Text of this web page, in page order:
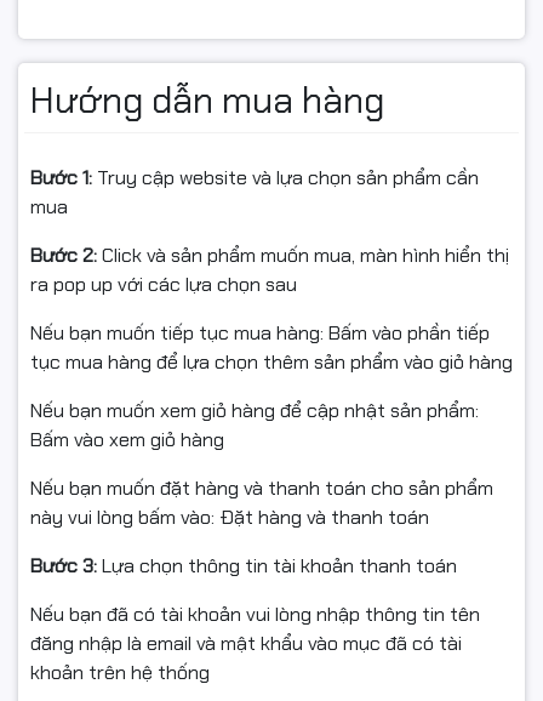
✔ Bản in mờ, nhòe, xuất hiện vệt đen
✔ Máy in rò rỉ mực, in lem nhem
✔ Hộp mực cũ gây tiếng ồn, linh kiện đã mòn
✔ Đã nạp nhiều lần nhưng chất lượng bản in kém
✅ Cam kết Ngọc Thọ Computer
Hàng Premium chính hiệu – Full VAT
⭐ ĐIỀU KIỆN ĐỔI / HOÀN HÀNG
Hướng dẫn mua hàng
Bước 1: Truy cập website và lựa chọn sản phẩm cần
mua
Bước 2:Click và sản phẩm muốn mua, màn hình hiển thị
ra pop up với các lựa chọn sau
Nếu bạn muốn tiếp tục mua hàng: Bấm vào phần tiếp
tục mua hàng để lựa chọn thêm sản phẩm vào giỏ hàng
Nếu bạn muốn xem giỏ hàng để cập nhật sản phẩm:
Bấm vào xem giỏ hàng
Nếu bạn muốn đặt hàng và thanh toán cho sản phẩm
này vui lòng bấm vào: Đặt hàng và thanh toán
Bước 3:Lựa chọn thông tin tài khoản thanh toán
Nếu bạn đã có tài khoản vui lòng nhập thông tin tên
đăng nhập là email và mật khẩu vào mục đã có tài
khoản trên hệ thống